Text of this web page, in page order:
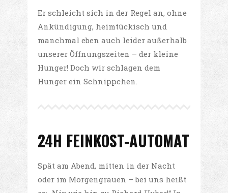
Er schleicht sich in der Regel an, ohne
Ankündigung, heimtückisch und
manchmal eben auch leider außerhalb
unserer Öffnungszeiten – der kleine
Hunger! Doch wir schlagen dem
Hunger ein Schnippchen.
24H FEINKOST-AUTOMAT
Spät am Abend, mitten in der Nacht
oder im Morgengrauen – bei uns heißt